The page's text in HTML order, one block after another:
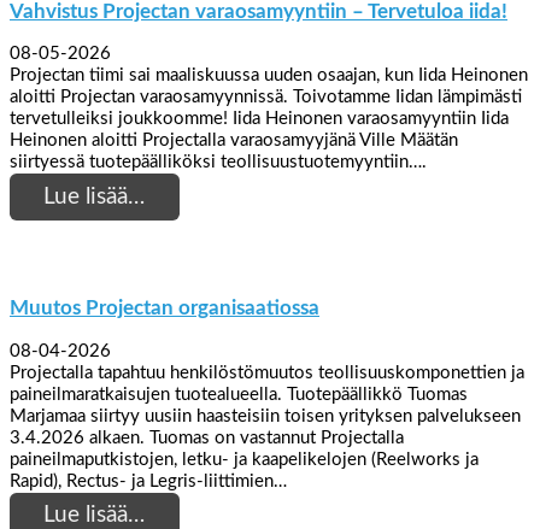
Vahvistus Projectan varaosamyyntiin – Tervetuloa iida!
08-05-2026
Projectan tiimi sai maaliskuussa uuden osaajan, kun Iida Heinonen
aloitti Projectan varaosamyynnissä. Toivotamme Iidan lämpimästi
tervetulleiksi joukkoomme! Iida Heinonen varaosamyyntiin Iida
Heinonen aloitti Projectalla varaosamyyjänä Ville Määtän
siirtyessä tuotepäälliköksi teollisuustuotemyyntiin….
Lue lisää…
Muutos Projectan organisaatiossa
08-04-2026
Projectalla tapahtuu henkilöstömuutos teollisuuskomponettien ja
paineilmaratkaisujen tuotealueella. Tuotepäällikkö Tuomas
Marjamaa siirtyy uusiin haasteisiin toisen yrityksen palvelukseen
3.4.2026 alkaen. Tuomas on vastannut Projectalla
paineilmaputkistojen, letku- ja kaapelikelojen (Reelworks ja
Rapid), Rectus- ja Legris-liittimien…
Lue lisää…